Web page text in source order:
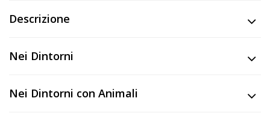
Inserisci
Accedi
Descrizione
Nei Dintorni
Nei Dintorni con Animali